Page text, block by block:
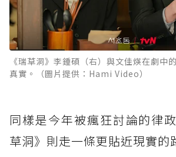
《瑞草洞》李鍾碩（右）與文佳煐在劇中
真實。（圖片提供：Hami Video）
同樣是今年被瘋狂討論的律
草洞》則走一條更貼近現實的